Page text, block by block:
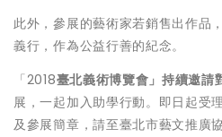
此外，參展的藝術家若銷售出作品
義行，作為公益行善的紀念。
「2018臺北義術博覽會」持續邀請
展，一起加入助學行動。即日起受
及參展簡章，請至臺北市藝文推廣